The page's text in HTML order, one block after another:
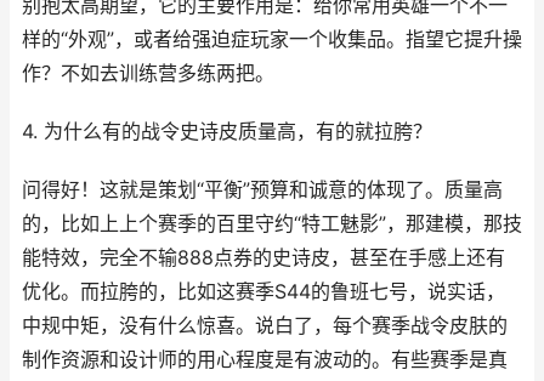
别抱太高期望，它的主要作用是：给你常用英雄一个不一
样的“外观”，或者给强迫症玩家一个收集品。指望它提升操
作？不如去训练营多练两把。
4. 为什么有的战令史诗皮质量高，有的就拉胯？
问得好！这就是策划“平衡”预算和诚意的体现了。质量高
的，比如上上个赛季的百里守约“特工魅影”，那建模，那技
能特效，完全不输888点券的史诗皮，甚至在手感上还有
优化。而拉胯的，比如这赛季S44的鲁班七号，说实话，
中规中矩，没有什么惊喜。说白了，每个赛季战令皮肤的
制作资源和设计师的用心程度是有波动的。有些赛季是真